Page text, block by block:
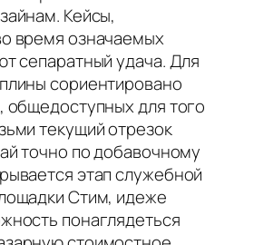
Кейсы,
время означаемых
сепаратный удача. Для
сориентировано
общедоступных для того
текущий отрезок
точно по добавочному
этап служебной
Стим, идеже
понаглядеться